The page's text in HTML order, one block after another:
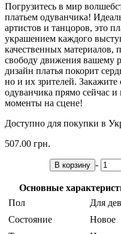
Погрузитесь в мир
платьем одуванчика!
артистов и танцоров, это
украшением каждого
качественных материалов,
свободу движения вашему
дизайн платья покорит
но и их зрителей. Закажите
одуванчика прямо сейчас
моменты на сцене!
Доступно для покупки в
507.00 грн.
В корзину -
Основные
Пол
Для
Состояние
Новое